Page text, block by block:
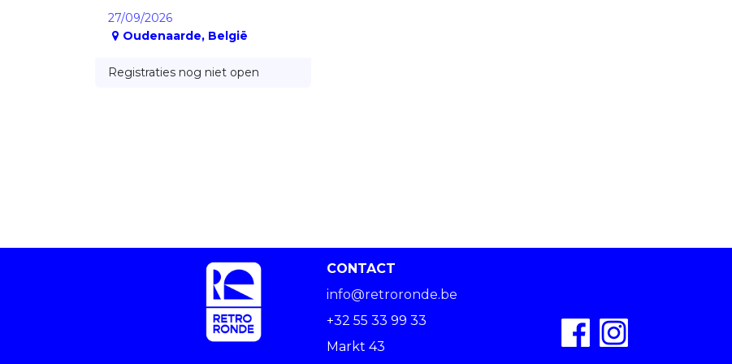
27/09/2026
Oudenaarde, België
Registraties nog niet open
CONTACT
info@retroronde.be
+32 55 33 99 33
Markt 43